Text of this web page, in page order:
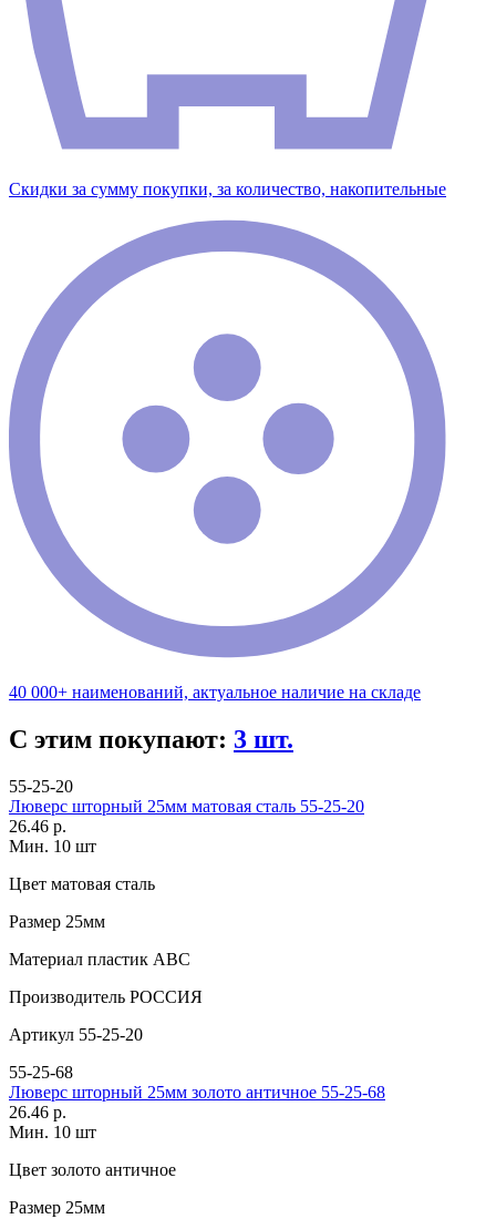
Скидки за сумму покупки, за количество, накопительные
40 000+ наименований, актуальное наличие на складе
С этим покупают: 3 шт.
55-25-20
Люверс шторный 25мм матовая сталь 55-25-20
26.46 р.
Мин. 10 шт
Цвет матовая сталь
Размер 25мм
Материал пластик АВС
Производитель РОССИЯ
Артикул 55-25-20
55-25-68
Люверс шторный 25мм золото античное 55-25-68
26.46 р.
Мин. 10 шт
Цвет золото античное
Размер 25мм